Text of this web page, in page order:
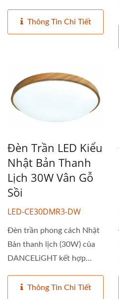
Thông Tin Chi Tiết
Đèn Trần LED Kiểu
Nhật Bản Thanh
Lịch 30W Vân Gỗ
Sồi
LED-CE30DMR3-DW
Đèn trần phong cách Nhật
Bản thanh lịch (30W) của
DANCELiGHT kết hợp
Thông Tin Chi Tiết